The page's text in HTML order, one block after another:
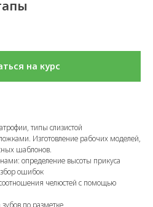
на курс
типы слизистой
Изготовление рабочих моделей,
шаблонов.
определение высоты прикуса
ошибок
челюстей с помощью
по разметке